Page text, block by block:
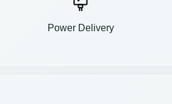
Power Delivery